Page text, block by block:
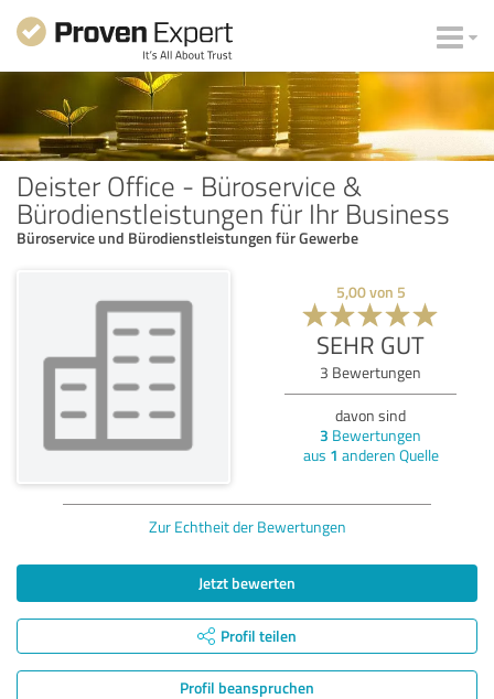
Deister Office - Büroservice &
Bürodienstleistungen für Ihr Business
Büroservice und Bürodienstleistungen für Gewerbe
5,00von 5
SEHR GUT
3 Bewertungen
davon sind
3 Bewertungen
aus 1 anderen Quelle
Zur Echtheit der Bewertungen
Jetzt bewerten
Profil teilen
Profil beanspruchen